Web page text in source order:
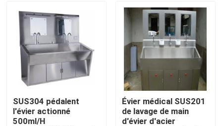
Produits
Au sujet de nous
Visite d'usine
Contrôle de qualité
SUS304 pédalent
l'évier actionné
500ml/H
Évier médical SUS201
de lavage de main
d'évier d'acier